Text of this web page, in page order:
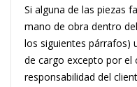
Si alguna de las piezas
mano de obra dentro
los siguientes párrafos)
de cargo excepto por el
responsabilidad del